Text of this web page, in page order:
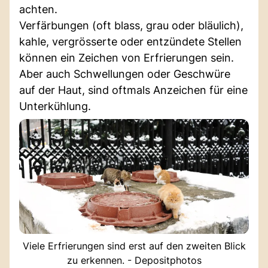
achten.
Verfärbungen (oft blass, grau oder bläulich),
kahle, vergrösserte oder entzündete Stellen
können ein Zeichen von Erfrierungen sein.
Aber auch Schwellungen oder Geschwüre
auf der Haut, sind oftmals Anzeichen für eine
Unterkühlung.
Viele Erfrierungen sind erst auf den zweiten Blick
zu erkennen. - Depositphotos